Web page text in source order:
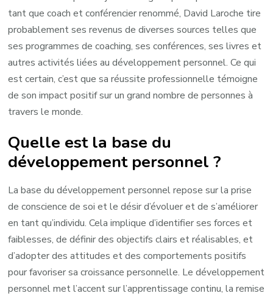
tant que coach et conférencier renommé, David Laroche tire
probablement ses revenus de diverses sources telles que
ses programmes de coaching, ses conférences, ses livres et
autres activités liées au développement personnel. Ce qui
est certain, c’est que sa réussite professionnelle témoigne
de son impact positif sur un grand nombre de personnes à
travers le monde.
Quelle est la base du
développement personnel ?
La base du développement personnel repose sur la prise
de conscience de soi et le désir d’évoluer et de s’améliorer
en tant qu’individu. Cela implique d’identifier ses forces et
faiblesses, de définir des objectifs clairs et réalisables, et
d’adopter des attitudes et des comportements positifs
pour favoriser sa croissance personnelle. Le développement
personnel met l’accent sur l’apprentissage continu, la remise